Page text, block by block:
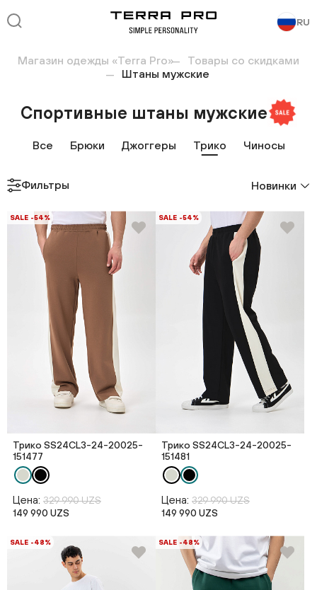
RU
Магазин одежды «Terra Pro»
Товары со скидками
Штаны мужские
Спортивные штаны мужские
Все Брюки Джоггеры Трико Чиносы
Фильтры Новинки
SALE -54%
Трико SS24CL3-24-20025-
151477
Цена: 329 990 UZS
149 990 UZS
SALE -54%
Трико SS24CL3-24-20025-
151481
Цена: 329 990 UZS
149 990 UZS
SALE -48% SALE -48%